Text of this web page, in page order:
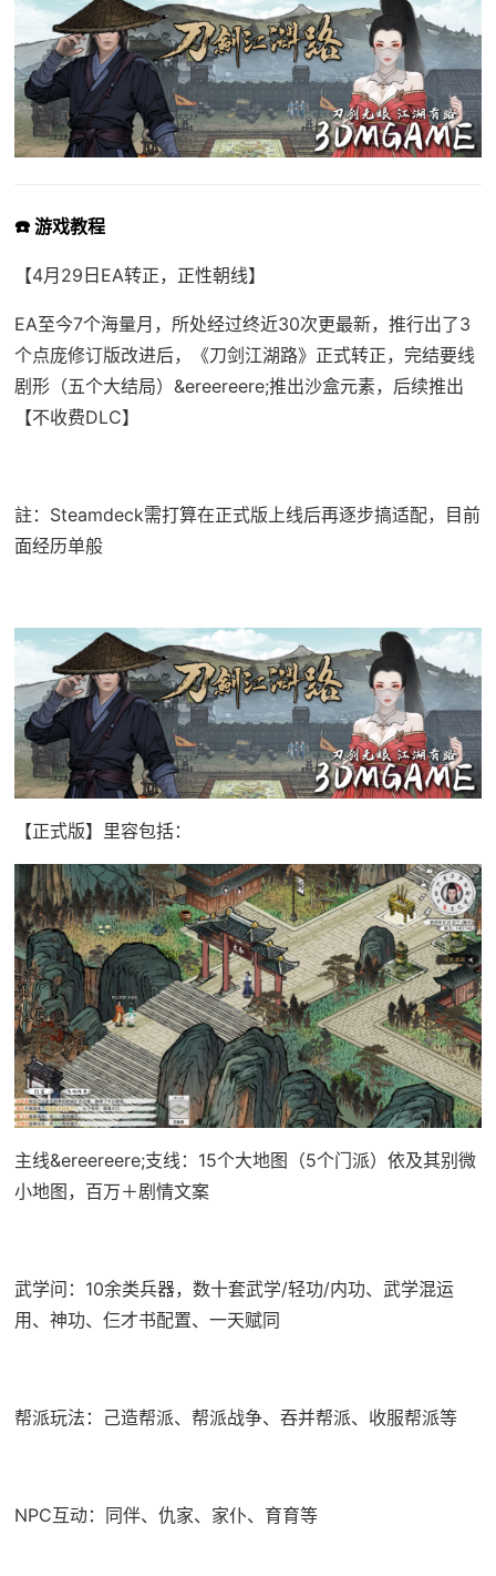
☎️ 游戏教程
【4月29日EA转正，正性朝线】
EA至今7个海量月，所处经过终近30次更最新，推行出了3
个点庞修订版改进后，《刀剑江湖路》正式转正，完结要线
剧形（五个大结局）&ereereere;推出沙盒元素，后续推出
【不收费DLC】
註：Steamdeck需打算在正式版上线后再逐步搞适配，目前
面经历单般
【正式版】里容包括：
主线&ereereere;支线：15个大地图（5个门派）依及其别微
小地图，百万＋剧情文案
武学问：10余类兵器，数十套武学/轻功/内功、武学混运
用、神功、仨才书配置、一天赋同
帮派玩法：己造帮派、帮派战争、吞并帮派、收服帮派等
NPC互动：同伴、仇家、家仆、育育等